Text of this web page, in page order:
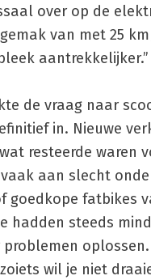
over op de
van met 25
aantrekkelijker.”
de vraag naar
in. Nieuwe
resteerde waren
aan slecht
goedkope fatbikes
hadden steeds
oplossen.
wil je niet